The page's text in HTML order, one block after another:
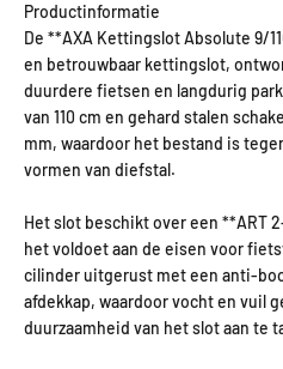
Productinformatie
De **AXA Kettingslot Absolute 9/
en betrouwbaar kettingslot,
duurdere fietsen en langdurig
van 110 cm en gehard stalen
mm, waardoor het bestand is
vormen van diefstal.
Het slot beschikt over een **ART
het voldoet aan de eisen voor
cilinder uitgerust met een anti-
afdekkap, waardoor vocht en vuil
duurzaamheid van het slot aan te